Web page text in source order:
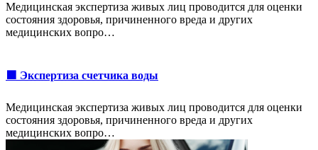
Медицинская экспертиза живых лиц проводится для оценки
состояния здоровья, причиненного вреда и других
медицинских вопро…
🟩 Экспертиза счетчика воды
Медицинская экспертиза живых лиц проводится для оценки
состояния здоровья, причиненного вреда и других
медицинских вопро…